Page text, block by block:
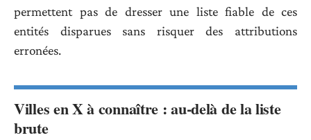
permettent pas de dresser une liste fiable de ces
entités disparues sans risquer des attributions
erronées.
Villes en X à connaître : au-delà de la liste
brute